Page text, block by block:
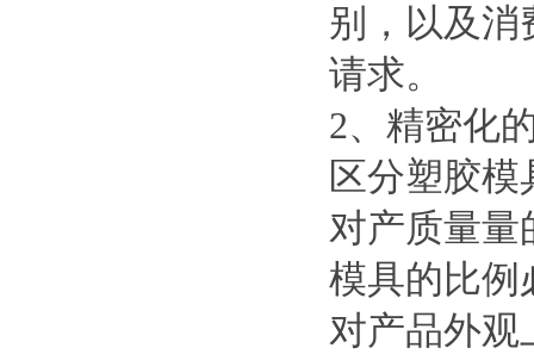
别，以及消
请求。
2、精密化
区分塑胶
对产质量量
模具的比例
对产品外观